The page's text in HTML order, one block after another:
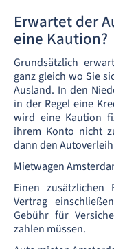
Erwartet der
eine Kaution?
Grundsätzlich
ganz gleich wo Sie
Ausland. In den
in der Regel eine
wird eine Kaution
ihrem Konto nicht
dann den
Mietwagen
Einen
Vertrag
Gebühr für
zahlen müssen.